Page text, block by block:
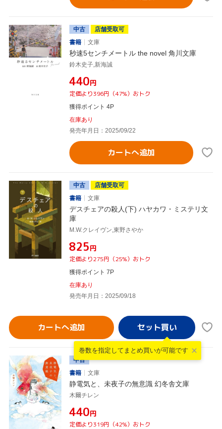
中古
店舗受取可
書籍
文庫
秒速5センチメートル the novel 角川文庫
鈴木史子,新海誠
¥440円
定価より396円（47%）おトク
獲得ポイント 4P
在庫あり
発売年月日：2025/09/22
カートへ追加
中古
店舗受取可
書籍
文庫
デスチェアの殺人(下) ハヤカワ・ミステリ文
庫
M.W.クレイヴン,東野さやか
¥825円
定価より275円（25%）おトク
獲得ポイント 7P
在庫あり
発売年月日：2025/09/18
カートへ追加
巻数を指定して まとめ買いが可能です
中古
書籍
文庫
静電気と、未夜子の無意識 幻冬舎文庫
木爾チレン
¥440円
定価より319円（42%）おトク